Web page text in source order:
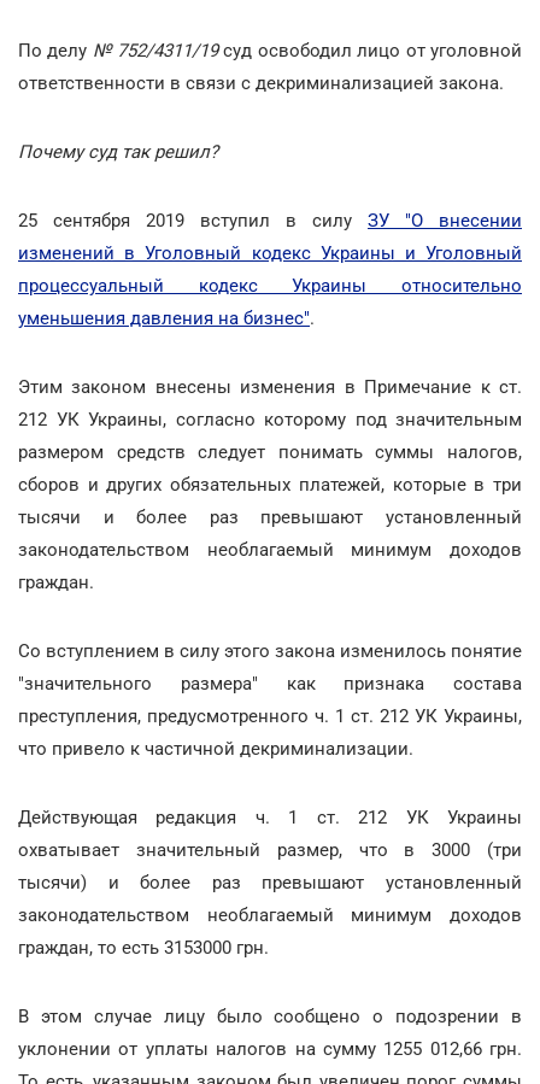
По делу № 752/4311/19суд освободил лицо от уголовной
ответственности в связи с декриминализацией закона.
Почему суд так решил?
25 сентября 2019 вступил в силу ЗУ "О внесении
изменений в Уголовный кодекс Украины и Уголовный
процессуальный кодекс Украины относительно
уменьшения давления на бизнес".
Этим законом внесены изменения в Примечание к ст.
212 УК Украины, согласно которому под значительным
размером средств следует понимать суммы налогов,
сборов и других обязательных платежей, которые в три
тысячи и более раз превышают установленный
законодательством необлагаемый минимум доходов
граждан.
Со вступлением в силу этого закона изменилось понятие
"значительного размера" как признака состава
преступления, предусмотренного ч. 1 ст. 212 УК Украины,
что привело к частичной декриминализации.
Действующая редакция ч. 1 ст. 212 УК Украины
охватывает значительный размер, что в 3000 (три
тысячи) и более раз превышают установленный
законодательством необлагаемый минимум доходов
граждан, то есть 3153000 грн.
В этом случае лицу было сообщено о подозрении в
уклонении от уплаты налогов на сумму 1255 012,66 грн.